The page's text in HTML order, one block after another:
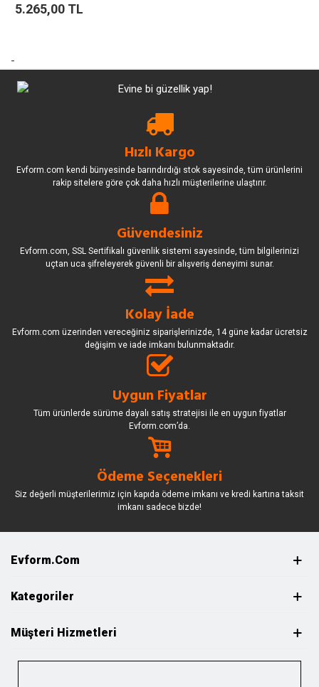
5.265,00 TL
-
Hızlı Kargo
Evform.com kendi bünyesinde barındırdığı stok sayesinde, tüm ürünlerini
rakip sitelere göre çok daha hızlı müşterilerine ulaştırır.
Güvendesiniz
Evform.com, SSL Sertifikalı güvenlik sistemi sayesinde, tüm bilgilerinizi
uçtan uca şifreleyerek güvenli bir alışveriş deneyimi sunar.
Kolay İade
Evform.com üzerinden vereceğiniz siparişlerinizde, 14 güne kadar ücretsiz
değişim ve iade imkanı bulunmaktadır.
Uygun Fiyatlar
Tüm ürünlerde sürüme dayalı satış stratejisi ile en uygun fiyatlar
Evform.com’da.
Ödeme Seçenekleri
Siz değerli müşterilerimiz için kapıda ödeme imkanı ve kredi kartına taksit
imkanı sadece bizde!
Evform.com
Kategoriler
Müşteri Hizmetleri